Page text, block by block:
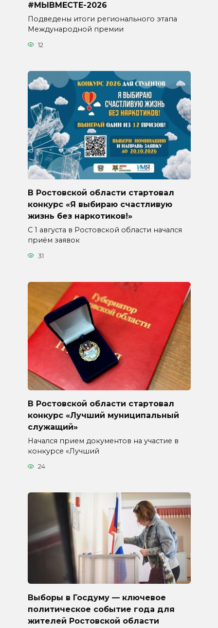
#МЫВМЕСТЕ-2026
Подведены итоги регионального этапа
Международной премии
12
В Ростовской области стартовал
конкурс «Я выбираю счастливую
жизнь без наркотиков!»
С 1 августа в Ростовской области начался
приём заявок
31
В Ростовской области стартовал
конкурс «Лучший муниципальный
служащий»
Начался прием документов на участие в
конкурсе «Лучший
24
Выборы в Госдуму — ключевое
политическое событие года для
жителей Ростовской области